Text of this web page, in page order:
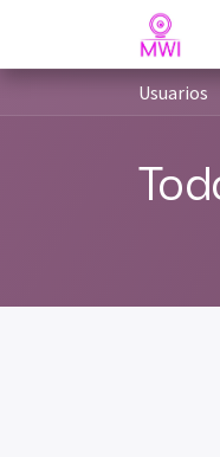
Usuarios